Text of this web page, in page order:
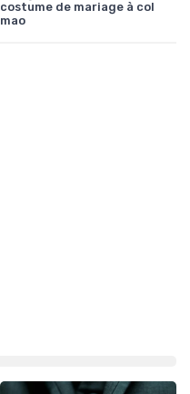
costume de mariage à col
mao